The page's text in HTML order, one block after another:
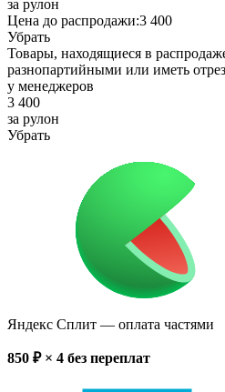
за рулон
Цена до распродажи:3 400
Убрать
Товары, находящиеся в
разнопартийными или иметь
у менеджеров
3 400
за рулон
Убрать
Яндекс Сплит — оплата частями
850 ₽ × 4 без переплат